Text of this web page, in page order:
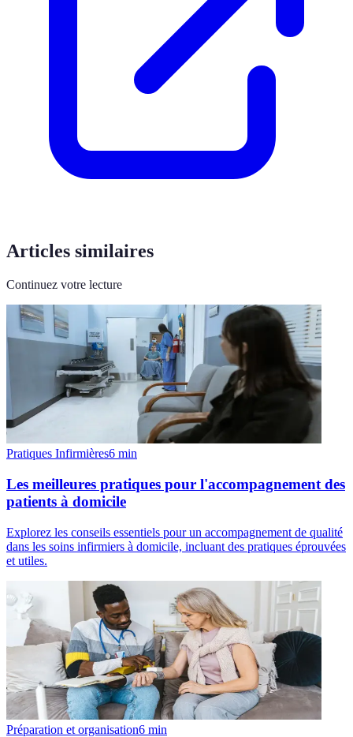
Articles similaires
Continuez votre lecture
Pratiques Infirmières6 min
Les meilleures pratiques pour l'accompagnement des
patients à domicile
Explorez les conseils essentiels pour un accompagnement de qualité
dans les soins infirmiers à domicile, incluant des pratiques éprouvées
et utiles.
Préparation et organisation6 min